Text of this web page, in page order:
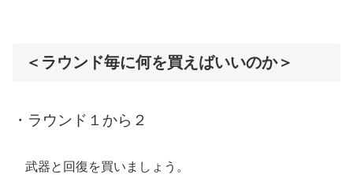
＜ラウンド毎に何を買えばいいのか＞
・ラウンド１から２
武器と回復を買いましょう。